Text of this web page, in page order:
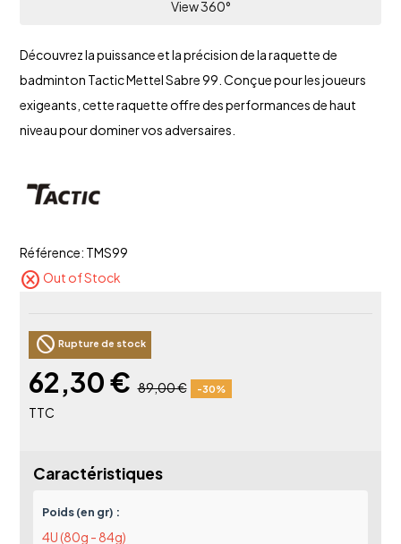
View 360°
Découvrez la puissance et la précision de la raquette de
badminton Tactic Mettel Sabre 99. Conçue pour les joueurs
exigeants, cette raquette offre des performances de haut
niveau pour dominer vos adversaires.
Référence: TMS99
cancel Out of Stock
block Rupture de stock
62,30 € 89,00 € -30%
TTC
Caractéristiques
Poids (en gr) :
4U (80g - 84g)